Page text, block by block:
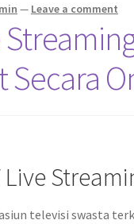
— Leave a comment
Secara
televisi swasta